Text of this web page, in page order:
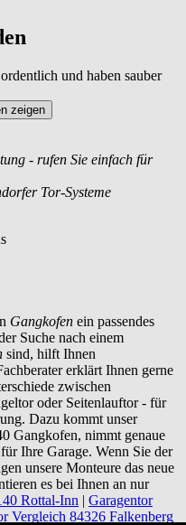
und haben sauber
zeigen
- rufen Sie einfach für
Tor-Systeme
Gangkofen ein passendes
Suche nach einem
sind, hilft Ihnen
erklärt Ihnen gerne
zwischen
oder Seitenlauftor - für
Dazu kommt unser
Gangkofen, nimmt genaue
Ihre Garage. Wenn Sie der
unsere Monteure das neue
es bei Ihnen an nur
Rottal-Inn | Garagentor
Vergleich 84326 Falkenberg